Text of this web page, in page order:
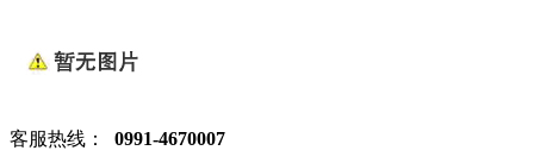
客服热线： 0991-4670007